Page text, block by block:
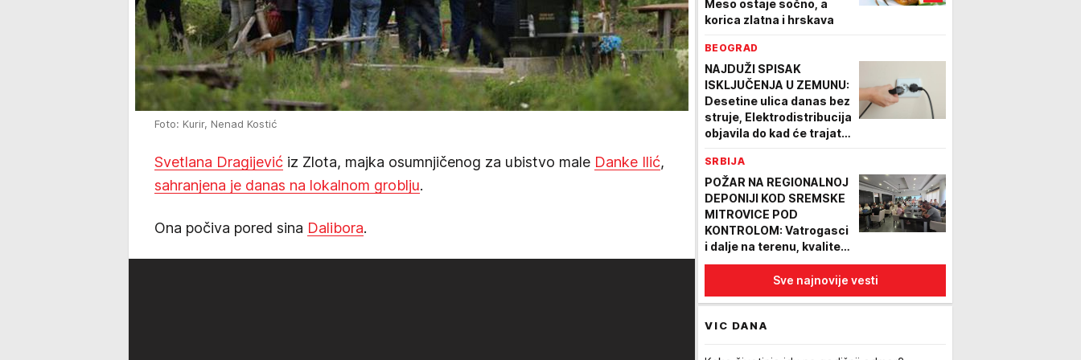
Foto: Kurir, Nenad Kostić
Svetlana Dragijević iz Zlota, majka osumnjičenog za ubistvo male Danke Ilić,
sahranjena je danas na lokalnom groblju.
Ona počiva pored sina Dalibora.
Meso ostaje sočno, a
korica zlatna i hrskava
BEOGRAD
NAJDUŽI SPISAK
ISKLJUČENJA U ZEMUNU:
Desetine ulica danas bez
struje, Elektrodistribucija
objavila do kad će trajati
SRBIJA
POŽAR NA REGIONALNOJ
DEPONIJI KOD SREMSKE
MITROVICE POD
KONTROLOM: Vatrogasci
i dalje na terenu, kvalitet
vazduha pogoršan zbog
PM10 česticaSve najnovije vesti
VIC DANA